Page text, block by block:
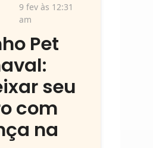
9 fev às 12:31
am
Pet
seu
com
na